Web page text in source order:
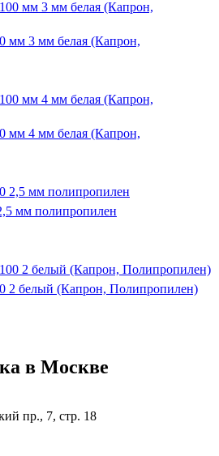
мм 3 мм белая (Капрон,
мм 4 мм белая (Капрон,
мм полипропилен
2 белый (Капрон, Полипропилен)
в Москве
пр., 7, стр. 18